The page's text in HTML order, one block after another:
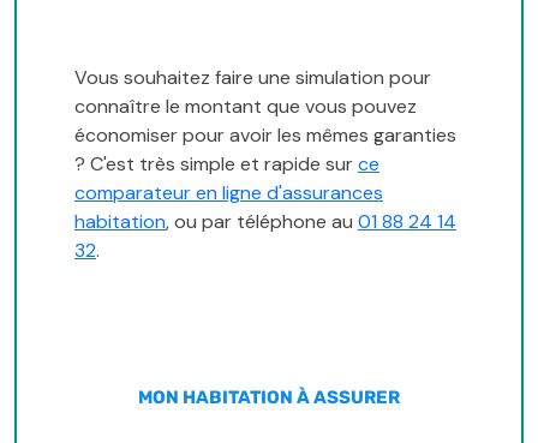
Vous souhaitez faire une simulation pour
connaître le montant que vous pouvez
économiser pour avoir les mêmes garanties
? C'est très simple et rapide surce
comparateur en ligne d'assurances
habitation, ou par téléphone au 01 88 24 14
32.